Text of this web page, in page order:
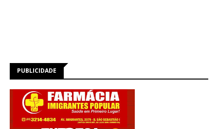
PUBLICIDADE